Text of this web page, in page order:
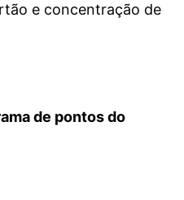
e concentração de
de pontos do